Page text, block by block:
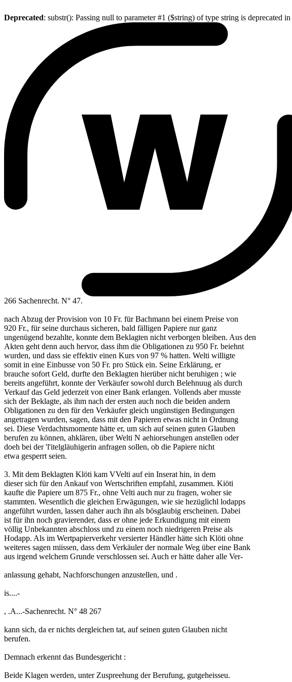
Deprecated: substr(): Passing null to parameter #1 ($string) of type string is deprecated in
266 Sachenrecht. N° 47.
nach Abzug der Provision von 10 Fr. für Bachmann bei einem Preise von
920 Fr., für seine durchaus sicheren, bald fälligen Papiere nur ganz
ungenügend bezahlte, konnte dem Beklagten nicht verborgen bleiben. Aus den
Akten geht denn auch hervor, dass ihm die Obligationen zu 950 Fr. beiehnt
wurden, und dass sie effektiv einen Kurs von 97 % hatten. Welti willigte
somit in eine Einbusse von 50 Fr. pro Stück ein. Seine Erklärung, er
brauche sofort Geld, durfte den Beklagten hierüber nicht beruhigen ; wie
bereits angeführt, konnte der Verkäufer sowohl durch Belehnuug als durch
Verkauf das Geld jederzeit von einer Bank erlangen. Vollends aber musste
sich der Beklagte, als ihm nach der ersten auch noch die beiden andern
Obligationen zu den für den Verkäufer gleich ungünstigen Bedingungen
angetragen wurden, sagen, dass mit den Papieren etwas nicht in Ordnung
sei. Diese Verdachtsmomente hätte er, um sich auf seinen guten Glauben
berufen zu können, ahklären, über Welti N aehiorsehungen anstellen oder
doeh bei der 'l'itelgläuhigerin anfragen sollen, ob die Papiere nicht
etwa gesperrt seien.
3. Mit dem Beklagten Klöti kam VVelti auf ein Inserat hin, in dem
dieser sich für den Ankauf von Wertschriften empfahl, zusammen. Kiöti
kaufte die Papiere um 875 Fr., ohne Velti auch nur zu fragen, woher sie
stammten. Wesentlich die gleichen Erwägungen, wie sie hezüglichl lodapps
angeführt wurden, lassen daher auch ihn als bösglaubig erscheinen. Dabei
ist für ihn noch gravierender, dass er ohne jede Erkundigung mit einem
völlig Unbekannten abschloss und zu einem noch niedrigeren Preise als
Hodapp. Als im Wertpapierverkehr versierter Händler hätte sich Klöti ohne
weiteres sagen miissen, dass dem Verkäuler der normale Weg über eine Bank
aus irgend welchem Grunde verschlossen sei. Auch er hätte daher alle Ver-
anlassung gehabt, Nachforschungen anzustellen, und .
is....-
, .A...-Sachenrecht. N° 48 267
kann sich, da er nichts dergleichen tat, auf seinen guten Glauben nicht
berufen.
Demnach erkennt das Bundesgericht :
Beide Klagen werden, unter Zuspreehung der Berufung, gutgeheisseu.